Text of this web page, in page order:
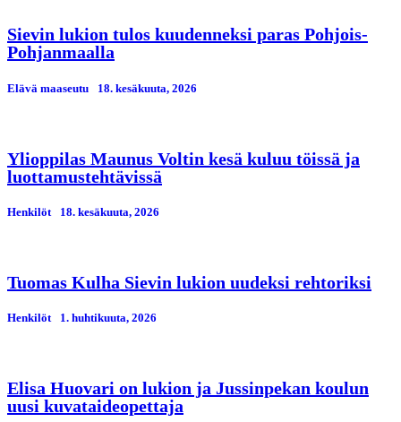
Sievin lukion tulos kuudenneksi paras Pohjois-
Pohjanmaalla
Elävä maaseutu 18. kesäkuuta, 2026
Ylioppilas Maunus Voltin kesä kuluu töissä ja
luottamustehtävissä
Henkilöt 18. kesäkuuta, 2026
Tuomas Kulha Sievin lukion uudeksi rehtoriksi
Henkilöt 1. huhtikuuta, 2026
Elisa Huovari on lukion ja Jussinpekan koulun
uusi kuvataideopettaja